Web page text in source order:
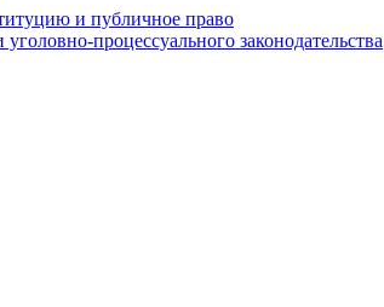
и публичное право
процессуального законодательства